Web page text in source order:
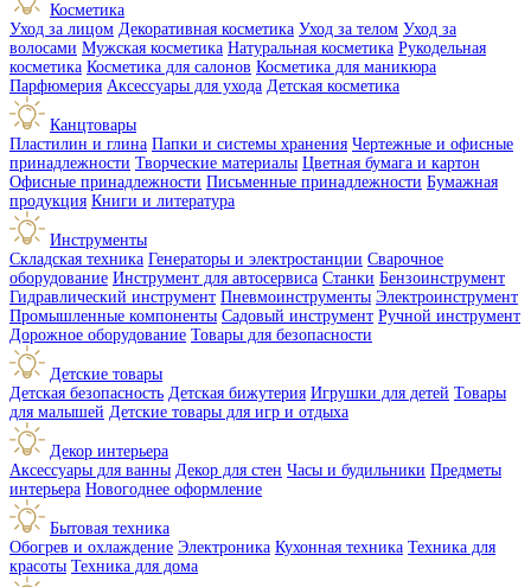
Косметика
Уход за лицом Декоративная косметика Уход за телом Уход за
волосами Мужская косметика Натуральная косметика Рукодельная
косметика Косметика для салонов Косметика для маникюра
Парфюмерия Аксессуары для ухода Детская косметика
Канцтовары
Пластилин и глина Папки и системы хранения Чертежные и офисные
принадлежности Творческие материалы Цветная бумага и картон
Офисные принадлежности Письменные принадлежности Бумажная
продукция Книги и литература
Инструменты
Складская техника Генераторы и электростанции Сварочное
оборудование Инструмент для автосервиса Станки Бензоинструмент
Гидравлический инструмент Пневмоинструменты Электроинструмент
Промышленные компоненты Садовый инструмент Ручной инструмент
Дорожное оборудование Товары для безопасности
Детские товары
Детская безопасность Детская бижутерия Игрушки для детей Товары
для малышей Детские товары для игр и отдыха
Декор интерьера
Аксессуары для ванны Декор для стен Часы и будильники Предметы
интерьера Новогоднее оформление
Бытовая техника
Обогрев и охлаждение Электроника Кухонная техника Техника для
красоты Техника для дома